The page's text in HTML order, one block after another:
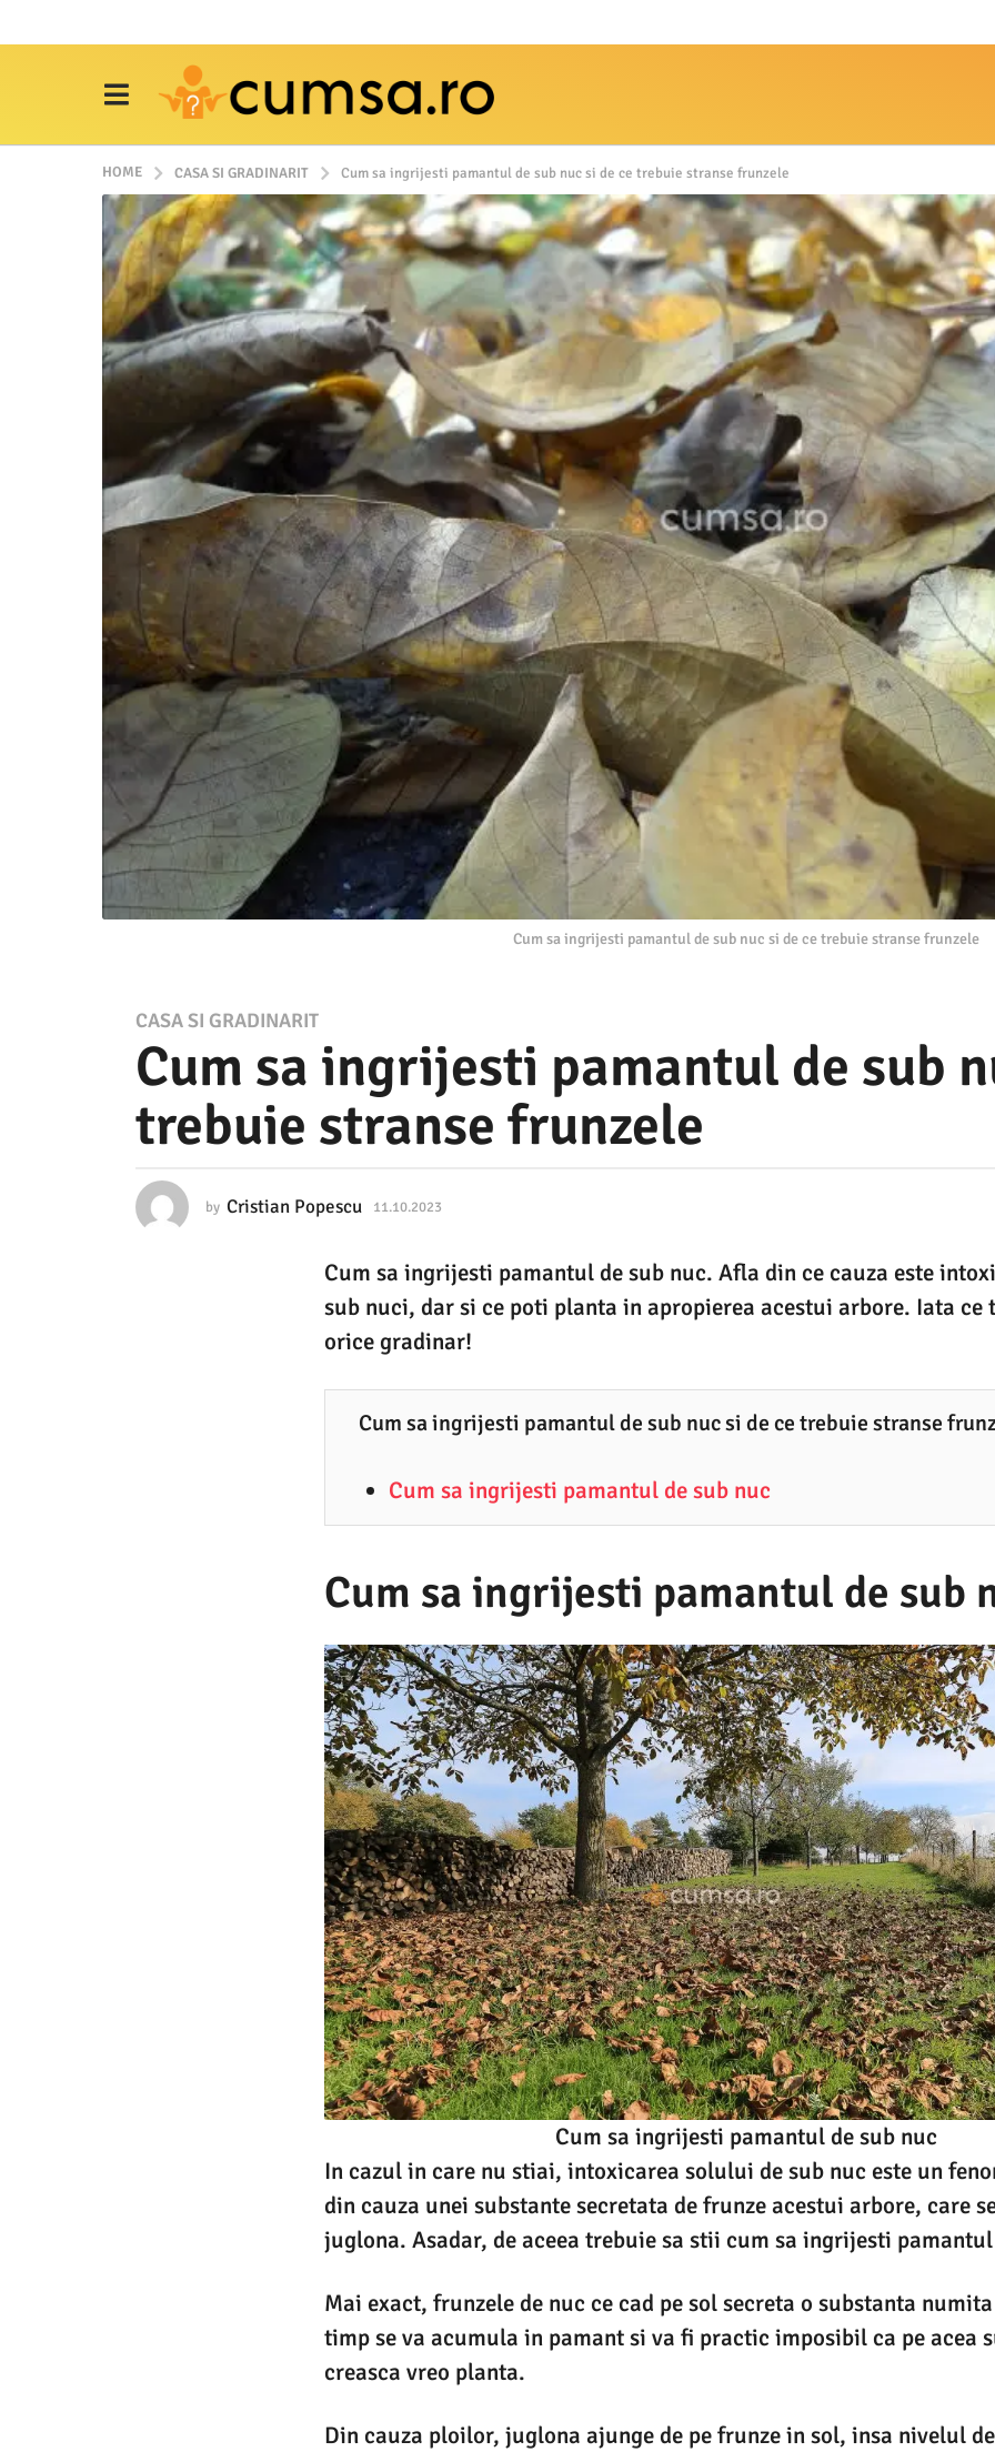
HOME CASA SI GRADINARIT Cum sa ingrijesti pamantul de sub nuc si de ce trebuie stranse frunzele
Cum sa ingrijesti pamantul de sub nuc si de ce trebuie stranse frunzele
1
1
.
1
.
2
CASA SI GRADINARIT
Cum sa ingrijesti pamantul de sub
trebuie stranse frunzele
by Cristian Popescu 11.10.2023
1
.
2
0
3
Cum sa ingrijesti pamantul de sub nuc. Afla din ce cauza este
sub nuci, dar si ce poti planta in apropierea acestui arbore. Iata ce
orice gradinar!
Cum sa ingrijesti pamantul de sub nuc si de ce trebuie stranse
Cum sa ingrijesti pamantul de sub nuc
Cum sa ingrijesti pamantul de sub
Cum sa ingrijesti pamantul de sub nuc
In cazul in care nu stiai, intoxicarea solului de sub nuc este un
din cauza unei substante secretata de frunze acestui arbore, care
juglona. Asadar, de aceea trebuie sa stii cum sa ingrijesti
Mai exact, frunzele de nuc ce cad pe sol secreta o substanta
timp se va acumula in pamant si va fi practic imposibil ca pe acea
creasca vreo planta.
Din cauza ploilor, juglona ajunge de pe frunze in sol, insa nivelul